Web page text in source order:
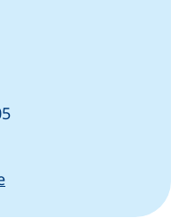
einen
(öffnet Ihr E-Mail-